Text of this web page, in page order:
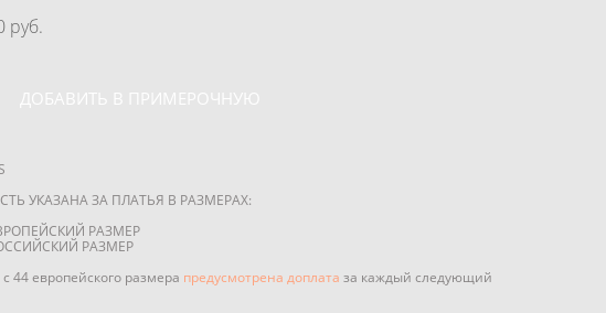
pуб.
ДОБАВИТЬ В ПРИМЕРОЧНУЮ
УКАЗАНА ЗА ПЛАТЬЯ В РАЗМЕРАХ:
РАЗМЕР
РАЗМЕР
44 европейского размера предусмотрена доплата за каждый следующий